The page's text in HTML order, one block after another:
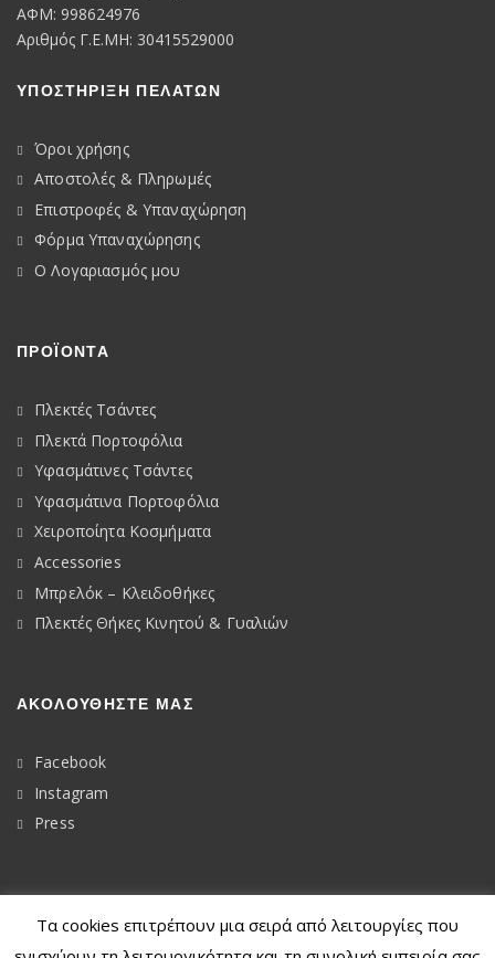
ΑΦΜ: 998624976
Αριθμός Γ.Ε.ΜΗ: 30415529000
ΥΠΟΣΤΗΡΙΞΗ ΠΕΛΑΤΩΝ
Όροι χρήσης
Αποστολές & Πληρωμές
Επιστροφές & Υπαναχώρηση
Φόρμα Υπαναχώρησης
Ο Λογαριασμός μου
ΠΡΟΪΟΝΤΑ
Πλεκτές Τσάντες
Πλεκτά Πορτοφόλια
Υφασμάτινες Τσάντες
Υφασμάτινα Πορτοφόλια
Χειροποίητα Κοσμήματα
Accessories
Μπρελόκ – Κλειδοθήκες
Πλεκτές Θήκες Κινητού & Γυαλιών
ΑΚΟΛΟΥΘΉΣΤΕ ΜΑΣ
Facebook
Instagram
Press
© 2020Dkunique
Τα cookies επιτρέπουν μια σειρά από λειτουργίες που